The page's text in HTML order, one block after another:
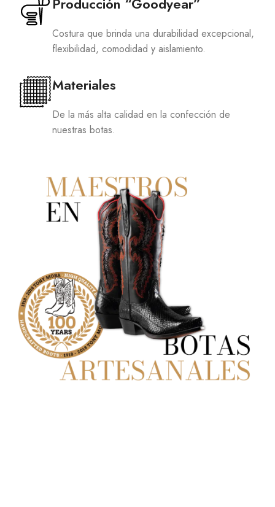
Costura que brinda una durabilidad excepcional,
flexibilidad, comodidad y aislamiento.
Materiales
De la más alta calidad en la confección de
nuestras botas.